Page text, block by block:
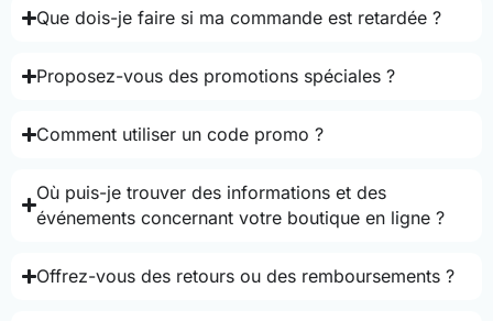
Que dois-je faire si ma commande est retardée ?
Proposez-vous des promotions spéciales ?
Comment utiliser un code promo ?
Où puis-je trouver des informations et des
événements concernant votre boutique en ligne ?
Offrez-vous des retours ou des remboursements ?